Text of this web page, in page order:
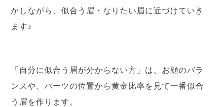
かしながら、似合う眉・なりたい眉に近づけていき
ます♪
「自分に似合う眉が分からない方」は、お顔のバラ
ンスや、パーツの位置から黄金比率を見て一番似合
う眉を作ります。